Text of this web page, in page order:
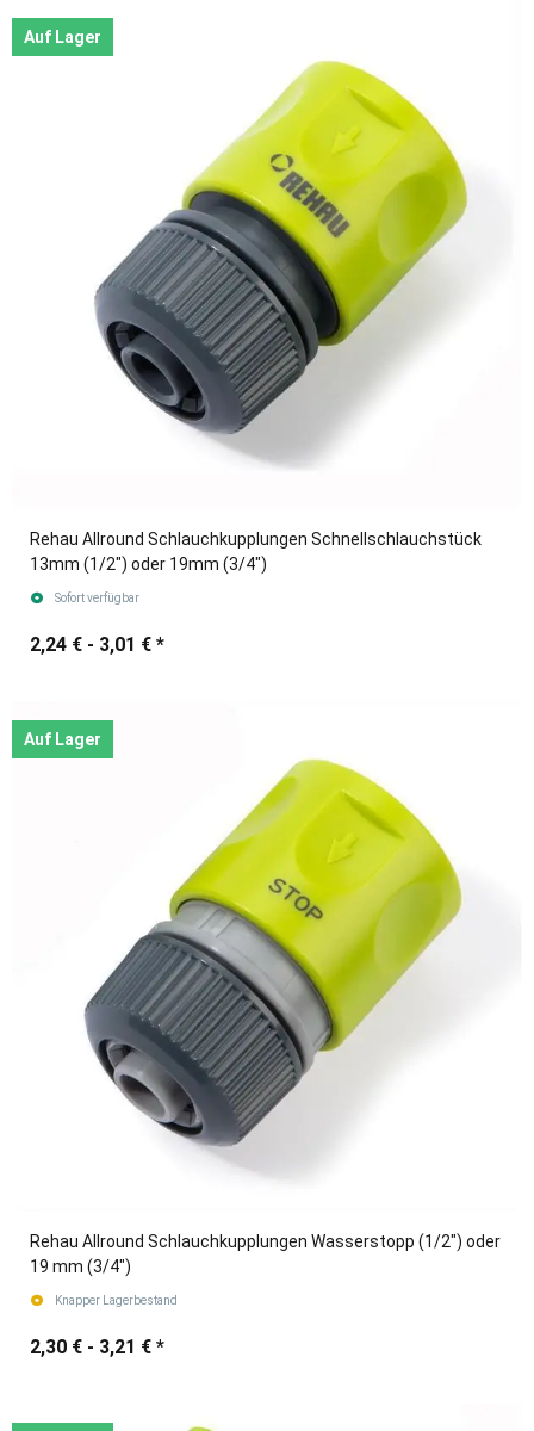
Auf Lager
Rehau Allround Schlauchkupplungen Schnellschlauchstück
13mm (1/2") oder 19mm (3/4")
Sofort verfügbar
2,24 € - 3,01 € *
Auf Lager
Rehau Allround Schlauchkupplungen Wasserstopp (1/2") oder
19 mm (3/4")
Knapper Lagerbestand
2,30 € - 3,21 € *